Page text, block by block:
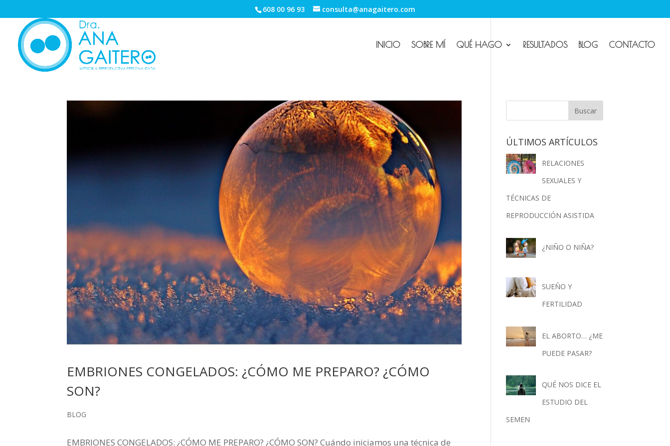
608 00 96 93 consulta@anagaitero.com
INICIO SOBRE MÍ QUÉ HAGO RESULTADOS BLOG CONTACTO
EMBRIONES CONGELADOS: ¿CÓMO ME PREPARO? ¿CÓMO
SON?
BLOG
EMBRIONES CONGELADOS: ¿CÓMO ME PREPARO? ¿CÓMO SON? Cuándo iniciamos una técnica de
ÚLTIMOS ARTÍCULOS
RELACIONES
SEXUALES Y
TÉCNICAS DE
REPRODUCCIÓN ASISTIDA
¿NIÑO O NIÑA?
SUEÑO Y
FERTILIDAD
EL ABORTO… ¿ME
PUEDE PASAR?
QUÉ NOS DICE EL
ESTUDIO DEL
SEMEN